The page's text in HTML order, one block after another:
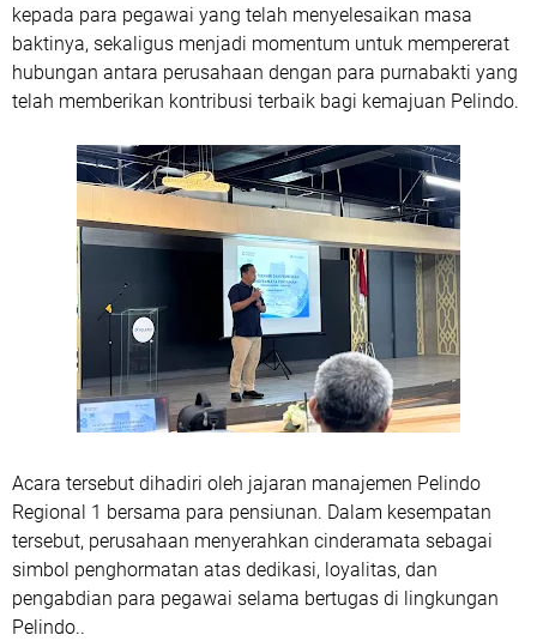
kepada para pegawai yang telah menyelesaikan masa
baktinya, sekaligus menjadi momentum untuk mempererat
hubungan antara perusahaan dengan para purnabakti yang
telah memberikan kontribusi terbaik bagi kemajuan Pelindo.
Acara tersebut dihadiri oleh jajaran manajemen Pelindo
Regional 1 bersama para pensiunan. Dalam kesempatan
tersebut, perusahaan menyerahkan cinderamata sebagai
simbol penghormatan atas dedikasi, loyalitas, dan
pengabdian para pegawai selama bertugas di lingkungan
Pelindo..